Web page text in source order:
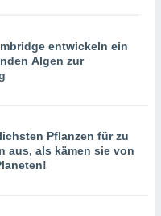
entwickeln ein
Algen zur
Pflanzen für zu
aus, als kämen sie von